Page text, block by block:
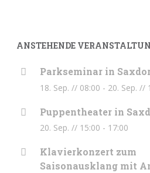
ANSTEHENDE
Parkseminar in
18. Sep. // 08:00 - 20. Sep. //
Puppentheater in
20. Sep. // 15:00 - 17:00
Klavierkonzert zum
Saisonausklang mit